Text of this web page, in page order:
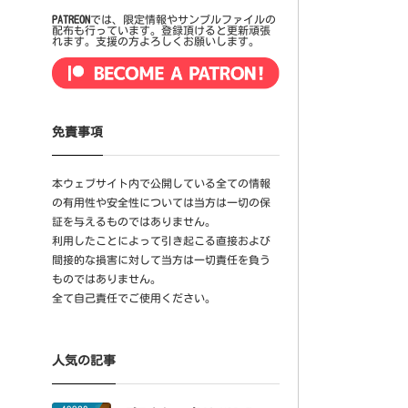
PATREONでは、限定情報やサンプルファイルの
配布も行っています。登録頂けると更新頑張
れます。支援の方よろしくお願いします。
免責事項
本ウェブサイト内で公開している全ての情報
の有用性や安全性については当方は一切の保
証を与えるものではありません。
利用したことによって引き起こる直接および
間接的な損害に対して当方は一切責任を負う
ものではありません。
全て自己責任でご使用ください。
人気の記事